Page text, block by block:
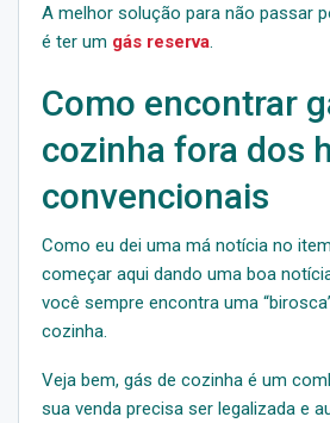
A melhor solução para não passar
é ter um gás reserva.
Como encontrar
cozinha fora dos
convencionais
Como eu dei uma má notícia no
começar aqui dando uma boa
você sempre encontra uma
cozinha.
Veja bem, gás de cozinha é um
sua venda precisa ser legalizada e